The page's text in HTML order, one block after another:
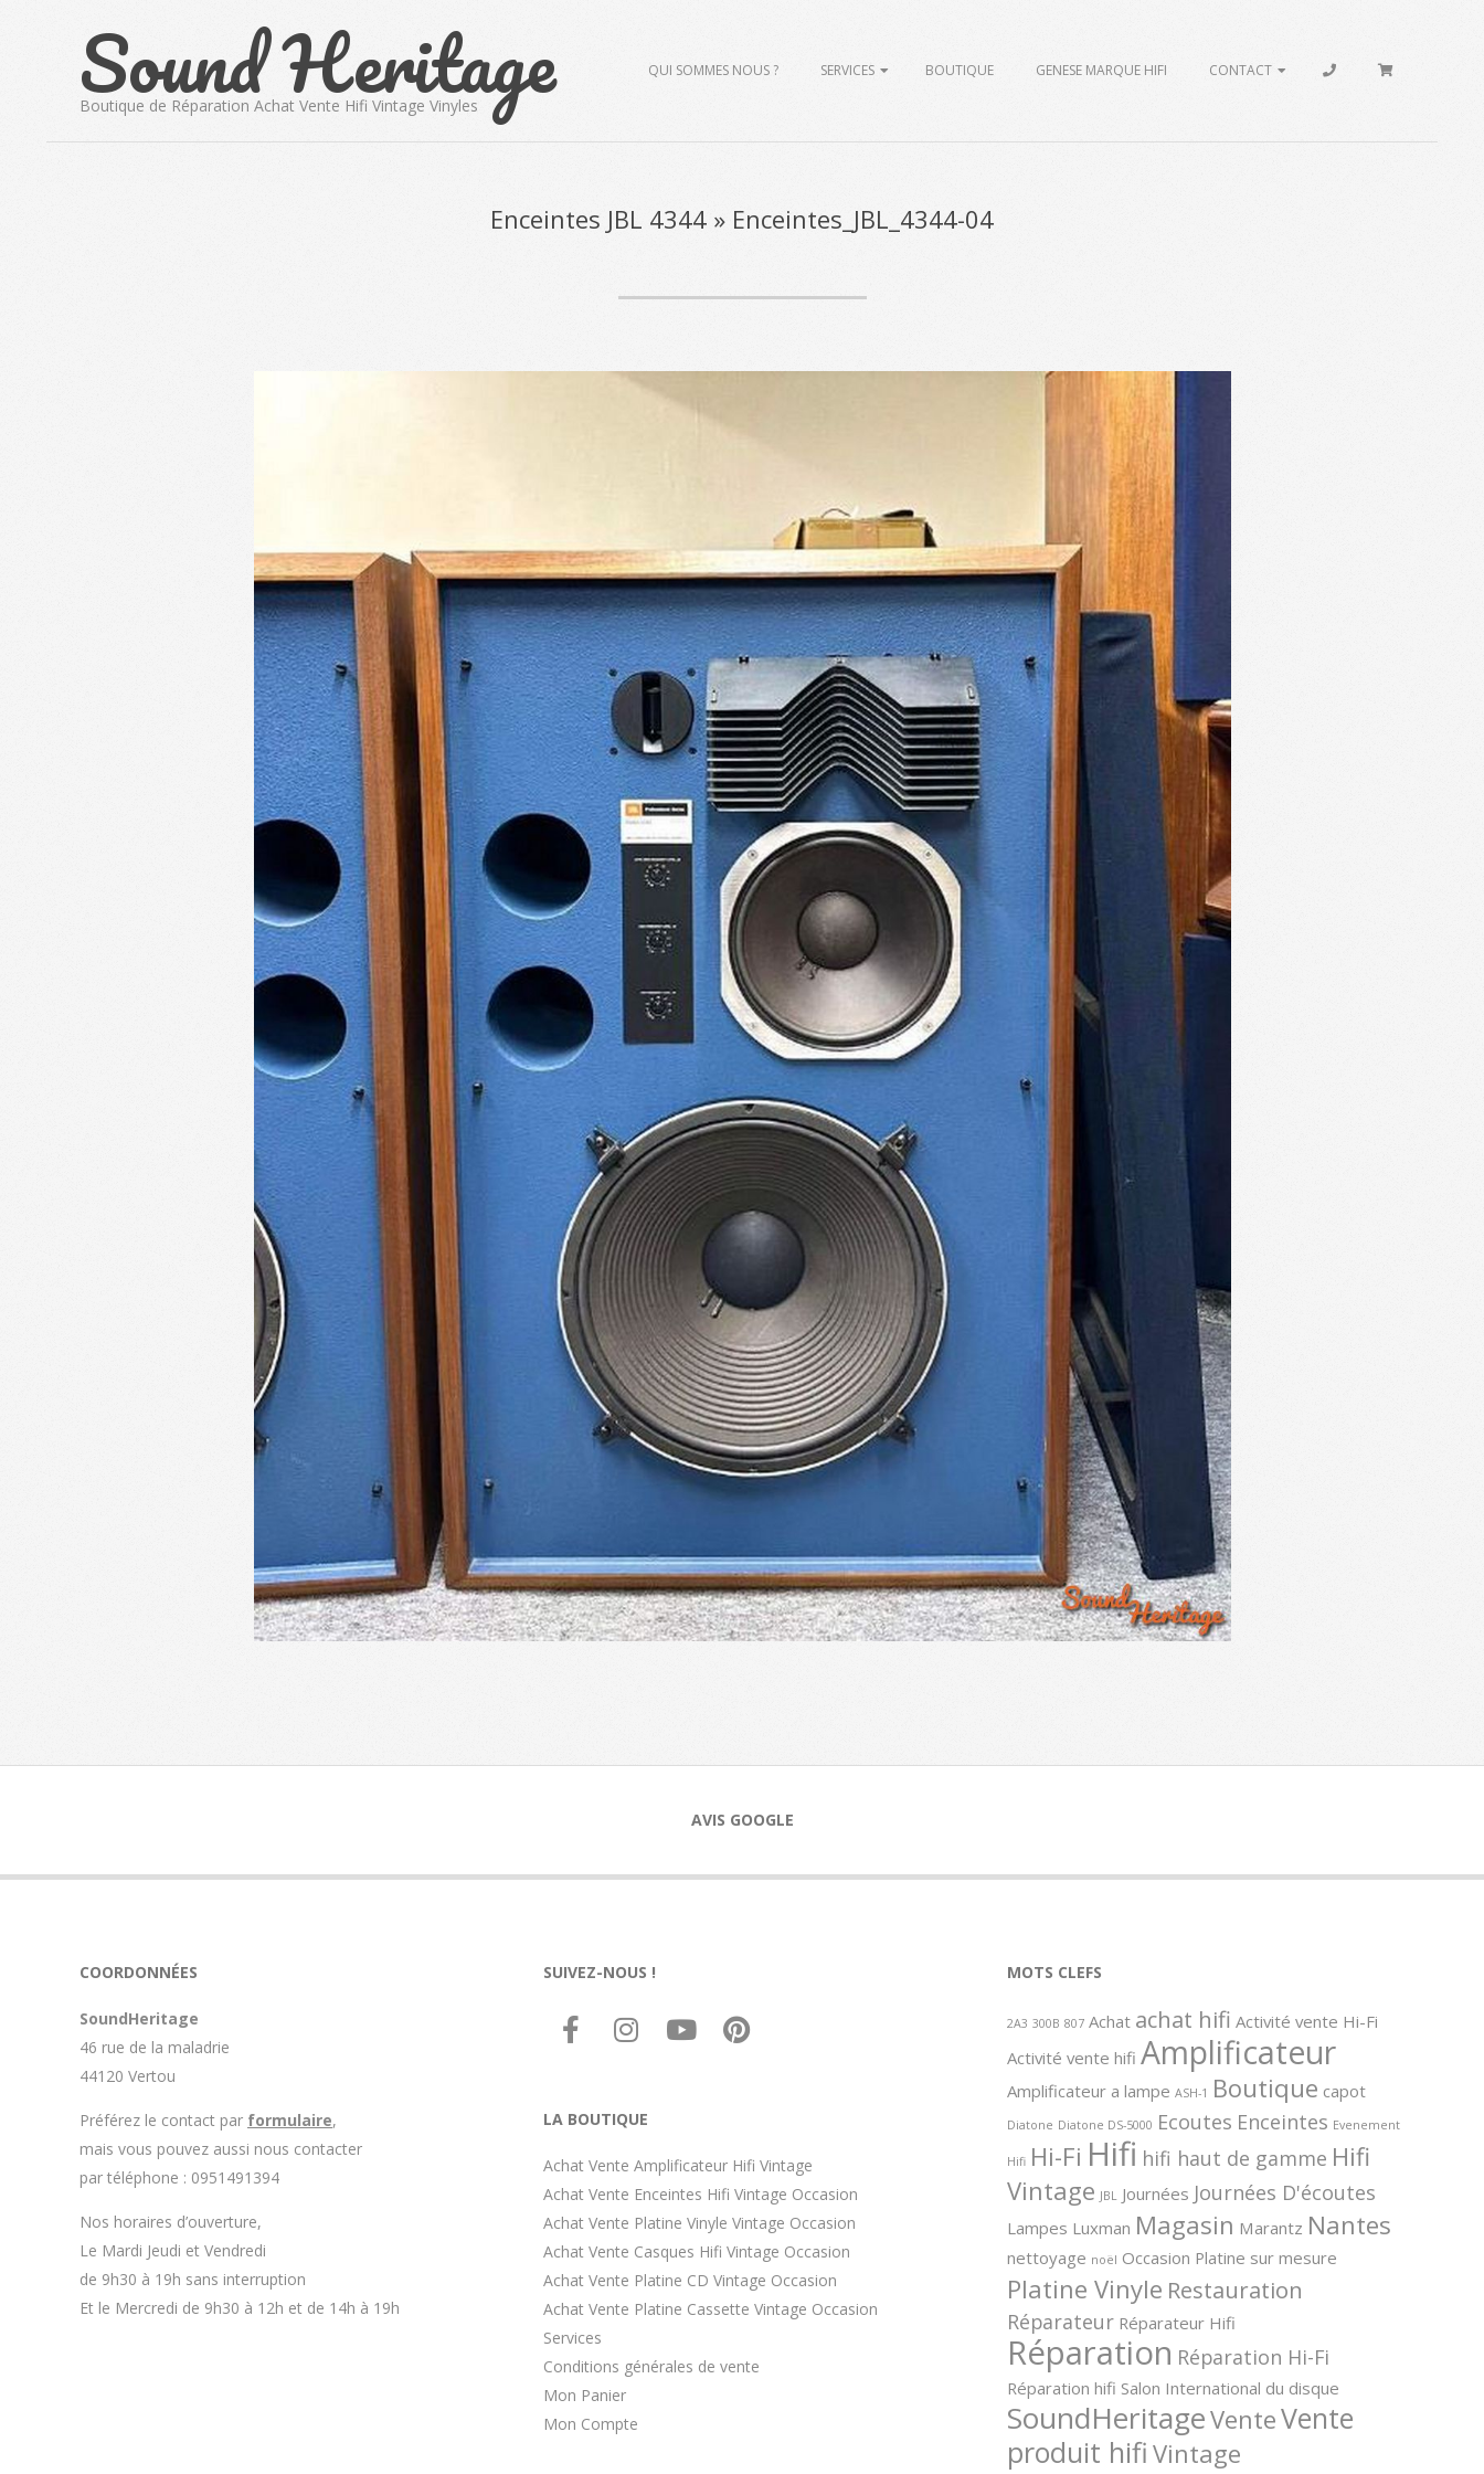
Sound Heritage
Boutique de Réparation Achat Vente Hifi Vintage Vinyles
PrimaryQUI SOMMES NOUS ? SERVICES BOUTIQUE GENESE MARQUE HIFI CONTACT
Enceintes JBL 4344 » Enceintes_JBL_4344-04
AVIS GOOGLE
COORDONNÉES
SoundHeritage
46 rue de la maladrie
44120 Vertou
Préférez le contact par formulaire,
mais vous pouvez aussi nous contacter
par téléphone : 0951491394
Nos horaires d’ouverture,
Le Mardi Jeudi et Vendredi
de 9h30 à 19h sans interruption
Et le Mercredi de 9h30 à 12h et de 14h à 19h
SUIVEZ-NOUS !
LA BOUTIQUE
Achat Vente Amplificateur Hifi Vintage
Achat Vente Enceintes Hifi Vintage Occasion
Achat Vente Platine Vinyle Vintage Occasion
Achat Vente Casques Hifi Vintage Occasion
Achat Vente Platine CD Vintage Occasion
Achat Vente Platine Cassette Vintage Occasion
Services
Conditions générales de vente
Mon Panier
Mon Compte
MOTS CLEFS
2A3 300B 807 Achat achat hifi Activité vente Hi-Fi
Activité vente hifi Amplificateur
Amplificateur a lampe ASH-1 Boutique capot
Diatone Diatone DS-5000 Ecoutes Enceintes Evenement
Hifi Hi-Fi Hifi hifi haut de gamme Hifi
Vintage JBL Journées Journées D'écoutes
Lampes Luxman Magasin Marantz Nantes
nettoyage noël Occasion Platine sur mesure
Platine Vinyle Restauration
Réparateur Réparateur Hifi
Réparation Réparation Hi-Fi
Réparation hifi Salon International du disque
SoundHeritageVenteVente
produit hifi Vintage